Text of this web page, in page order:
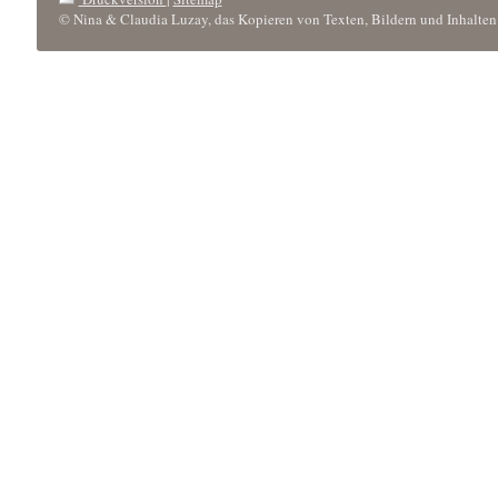
© Nina & Claudia Luzay, das Kopieren von Texten, Bildern und